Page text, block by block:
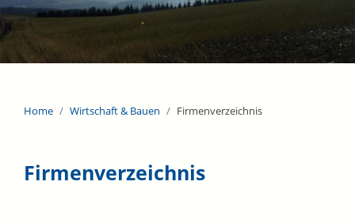
Home Wirtschaft & Bauen Firmenverzeichnis
Firmenverzeichnis